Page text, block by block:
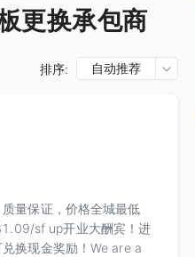
更换承包商
排序: 自动推荐
量保证，价格全城最低
sf up开业大酬宾！进
换现金奖励！We are a